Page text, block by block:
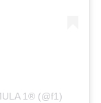
1® (@f1)